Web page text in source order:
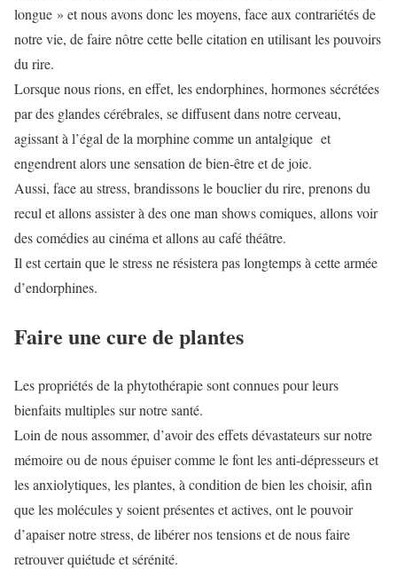
longue » et nous avons donc les moyens, face aux contrariétés de
notre vie, de faire nôtre cette belle citation en utilisant les pouvoirs
du rire.
Lorsque nous rions, en effet, les endorphines, hormones sécrétées
par des glandes cérébrales, se diffusent dans notre cerveau,
agissant à l’égal de la morphine comme un antalgique et
engendrent alors une sensation de bien-être et de joie.
Aussi, face au stress, brandissons le bouclier du rire, prenons du
recul et allons assister à des one man shows comiques, allons voir
des comédies au cinéma et allons au café théâtre.
Il est certain que le stress ne résistera pas longtemps à cette armée
d’endorphines.
Faire une cure de plantes
Les propriétés de la phytothérapie sont connues pour leurs
bienfaits multiples sur notre santé.
Loin de nous assommer, d’avoir des effets dévastateurs sur notre
mémoire ou de nous épuiser comme le font les anti-dépresseurs et
les anxiolytiques, les plantes, à condition de bien les choisir, afin
que les molécules y soient présentes et actives, ont le pouvoir
d’apaiser notre stress, de libérer nos tensions et de nous faire
retrouver quiétude et sérénité.